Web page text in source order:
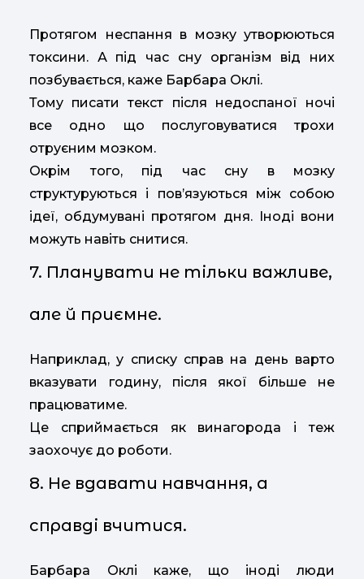
Протягом неспання в мозку утворюються
токсини. А під час сну організм від них
позбувається, каже Барбара Оклі.
Тому писати текст після недоспаної ночі
все одно що послуговуватися трохи
отруєним мозком.
Окрім того, під час сну в мозку
структуруються і пов’язуються між собою
ідеї, обдумувані протягом дня. Іноді вони
можуть навіть снитися.
7. Планувати не тільки важливе,
але й приємне.
Наприклад, у списку справ на день варто
вказувати годину, після якої більше не
працюватиме.
Це сприймається як винагорода і теж
заохочує до роботи.
8. Не вдавати навчання, а
справді вчитися.
Барбара Оклі каже, що іноді люди